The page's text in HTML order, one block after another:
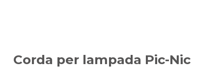
Corda per lampada Pic-Nic